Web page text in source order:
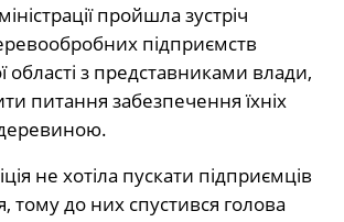
пройшла зустріч
підприємств
області з представниками влади,
питання забезпечення їхніх
не хотіла пускати підприємців
тому до них спустився голова